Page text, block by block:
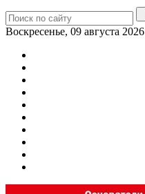
Воскресенье, 09 августа 2026